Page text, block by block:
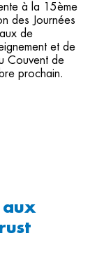
à la 15ème
des Journées
de
et de
Couvent de
prochain.
aux